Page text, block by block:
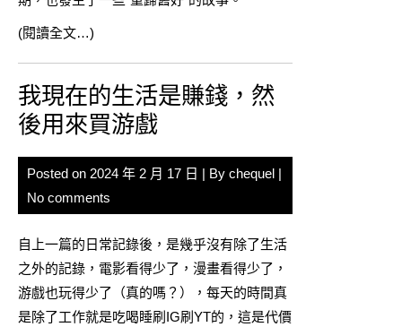
(閱讀全文…)
我現在的生活是賺錢，然
後用來買游戲
Posted on 2024 年 2 月 17 日 | By chequel |
No comments
自上一篇的日常記錄後，是幾乎沒有除了生活
之外的記錄，電影看得少了，漫畫看得少了，
游戲也玩得少了（真的嗎？），每天的時間真
是除了工作就是吃喝睡刷IG刷YT的，這是代價